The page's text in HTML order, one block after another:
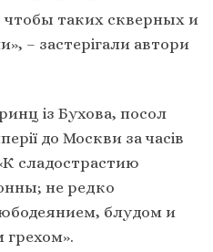
таких скверных и
– застерігали автори
із Бухова, посол
до Москви за часів
сладострастию
не редко
блудом и